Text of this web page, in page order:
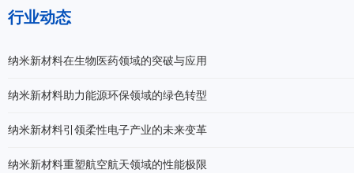
行业动态
纳米新材料在生物医药领域的突破与应用
纳米新材料助力能源环保领域的绿色转型
纳米新材料引领柔性电子产业的未来变革
纳米新材料重塑航空航天领域的性能极限